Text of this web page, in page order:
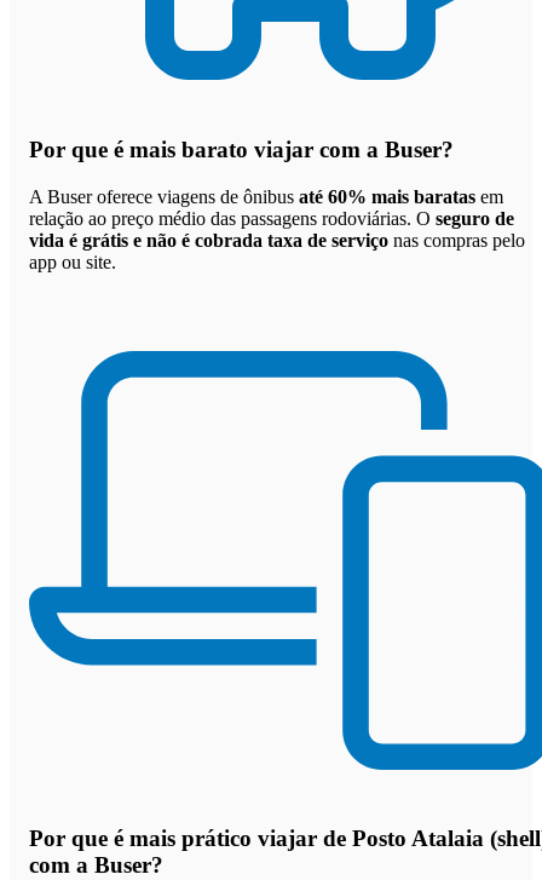
Por que é mais barato viajar com a Buser?
A Buser oferece viagens de ônibus até 60% mais baratas em
relação ao preço médio das passagens rodoviárias. O seguro de
vida é grátis e não é cobrada taxa de serviço nas compras pelo
app ou site.
Por que é mais prático viajar de Posto Atalaia
com a Buser?